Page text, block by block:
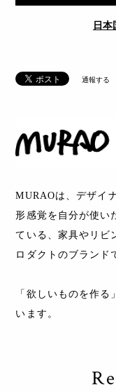
日
通報する
MURAOは、デザイ
形感覚を自分が使い
ている、家具やリビ
ロダクトのブランド
「欲しいものを作
います。